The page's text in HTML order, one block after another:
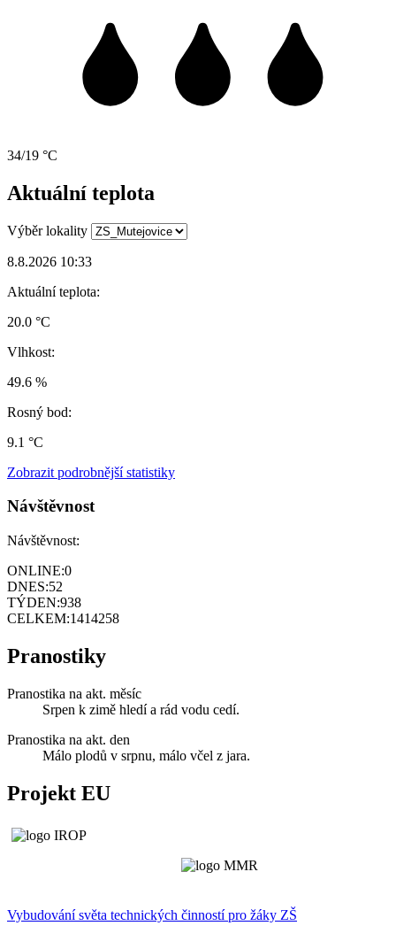
34/19 °C
Aktuální teplota
Výběr lokality
8.8.2026 10:33
Aktuální teplota:
20.0 °C
Vlhkost:
49.6 %
Rosný bod:
9.1 °C
Zobrazit podrobnější statistiky
Návštěvnost
Návštěvnost:
ONLINE:0
DNES:52
TÝDEN:938
CELKEM:1414258
Pranostiky
Pranostika na akt. měsíc
Srpen k zimě hledí a rád vodu cedí.
Pranostika na akt. den
Málo plodů v srpnu, málo včel z jara.
Projekt EU
Vybudování světa technických činností pro žáky ZŠ